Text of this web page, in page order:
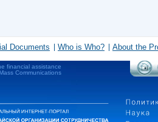
Documents Who is Who? About the
financial assistance
Communications